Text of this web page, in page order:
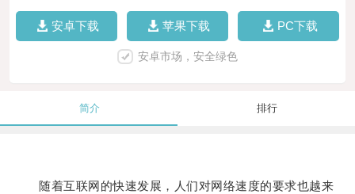
安卓下载 苹果下载 PC下载
安卓市场，安全绿色
简介 排行
随着互联网的快速发展，人们对网络速度的要求也越来